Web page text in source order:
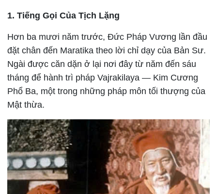
1. Tiếng Gọi Của Tịch Lặng
Hơn ba mươi năm trước, Đức Pháp Vương lần đầu
đặt chân đến Maratika theo lời chỉ dạy của Bản Sư.
Ngài được căn dặn ở lại nơi đây từ năm đến sáu
tháng để hành trì pháp Vajrakilaya — Kim Cương
Phổ Ba, một trong những pháp môn tối thượng của
Mật thừa.